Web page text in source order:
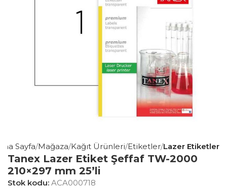
Sayfa Mağaza Kağıt Ürünleri Etiketler Lazer Etiketler
Tanex Lazer Etiket Şeffaf TW-2000
210×297 mm 25’li
Stok kodu: ACA000718